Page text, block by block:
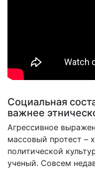
Социальная
важнее
Агрессивное
массовый протест –
политической
ученый. Совсем